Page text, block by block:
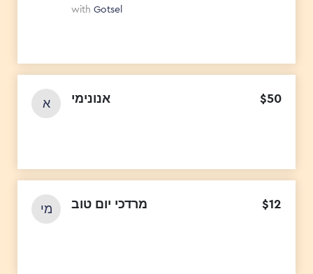
with Gotsel
א אנונימי $50
מי מרדכי יום טוב $12